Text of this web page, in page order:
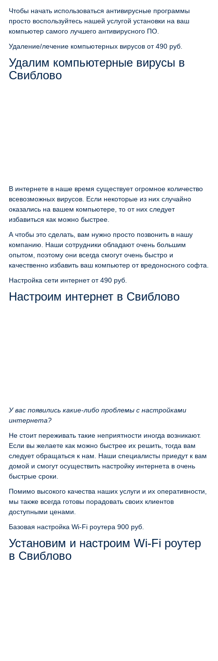
Чтобы начать использоваться антивирусные программы
просто воспользуйтесь нашей услугой установки на ваш
компьютер самого лучшего антивирусного ПО.
Удаление/лечение компьютерных вирусов от 490 руб.
Удалим компьютерные вирусы в
Свиблово
В интернете в наше время существует огромное количество
всевозможных вирусов. Если некоторые из них случайно
оказались на вашем компьютере, то от них следует
избавиться как можно быстрее.
А чтобы это сделать, вам нужно просто позвонить в нашу
компанию. Наши сотрудники обладают очень большим
опытом, поэтому они всегда смогут очень быстро и
качественно избавить ваш компьютер от вредоносного софта.
Настройка сети интернет от 490 руб.
Настроим интернет в Свиблово
У вас появились какие-либо проблемы с настройками
интернета?
Не стоит переживать такие неприятности иногда возникают.
Если вы желаете как можно быстрее их решить, тогда вам
следует обращаться к нам. Наши специалисты приедут к вам
домой и смогут осуществить настройку интернета в очень
быстрые сроки.
Помимо высокого качества наших услуги и их оперативности,
мы также всегда готовы порадовать своих клиентов
доступными ценами.
Базовая настройка Wi-Fi роутера 900 руб.
Установим и настроим Wi-Fi роутер
в Свиблово